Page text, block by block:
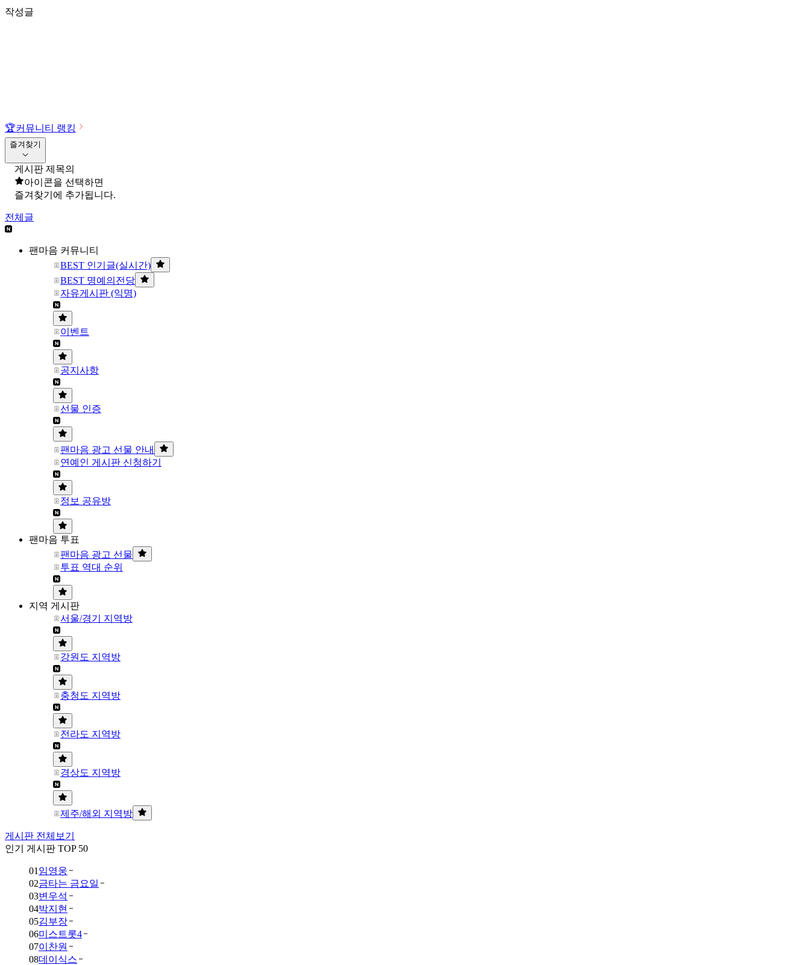
작성글
🏆커뮤니티 랭킹
즐겨찾기
게시판 제목의
아이콘을 선택하면
즐겨찾기에 추가됩니다.
전체글
팬마음 커뮤니티
BEST 인기글(실시간)
BEST 명예의전당
자유게시판 (익명)
이벤트
공지사항
선물 인증
팬마음 광고 선물 안내
연예인 게시판 신청하기
정보 공유방
팬마음 투표
팬마음 광고 선물
투표 역대 순위
지역 게시판
서울/경기 지역방
강원도 지역방
충청도 지역방
전라도 지역방
경상도 지역방
제주/해외 지역방
게시판 전체보기
인기 게시판 TOP 50
01 임영웅
02금타는 금요일
03변우석
04박지현
05김부장
06미스트롯4
07이찬원
08데이식스